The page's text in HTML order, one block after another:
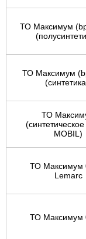
ТО Максимум
ТО Максимум
ТО
MOBIL)
ТО Максимум
Lemarc
ТО Максимум